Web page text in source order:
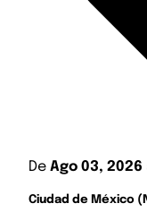
De Ago 03, 2026
Ciudad de México